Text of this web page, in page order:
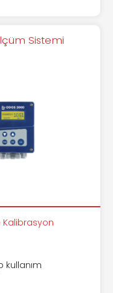
Sistemi
Kalibrasyon
kullanım